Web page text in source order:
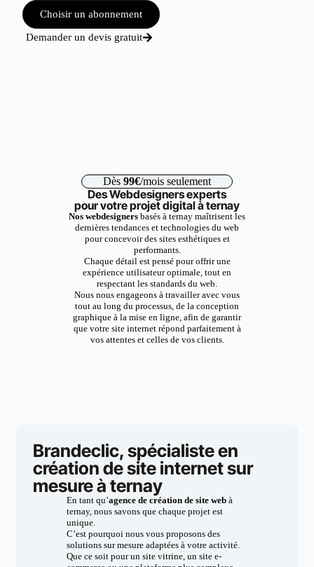
Choisir un abonnement
Demander un devis gratuit
Dès 99€/mois seulement
Des Webdesigners experts
pour votre projet digital à ternay
Nos webdesigners basés à ternay maîtrisent les
dernières tendances et technologies du web
pour concevoir des sites esthétiques et
performants.
Chaque détail est pensé pour offrir une
expérience utilisateur optimale, tout en
respectant les standards du web.
Nous nous engageons à travailler avec vous
tout au long du processus, de la conception
graphique à la mise en ligne, afin de garantir
que votre site internet répond parfaitement à
vos attentes et celles de vos clients.
Brandeclic, spécialiste en
création de site internet sur
mesure à ternay
En tant qu’agence de création de site webà
ternay, nous savons que chaque projet est
unique.
C’est pourquoi nous vous proposons des
solutions sur mesure adaptées à votre activité.
Que ce soit pour un site vitrine, un site e-